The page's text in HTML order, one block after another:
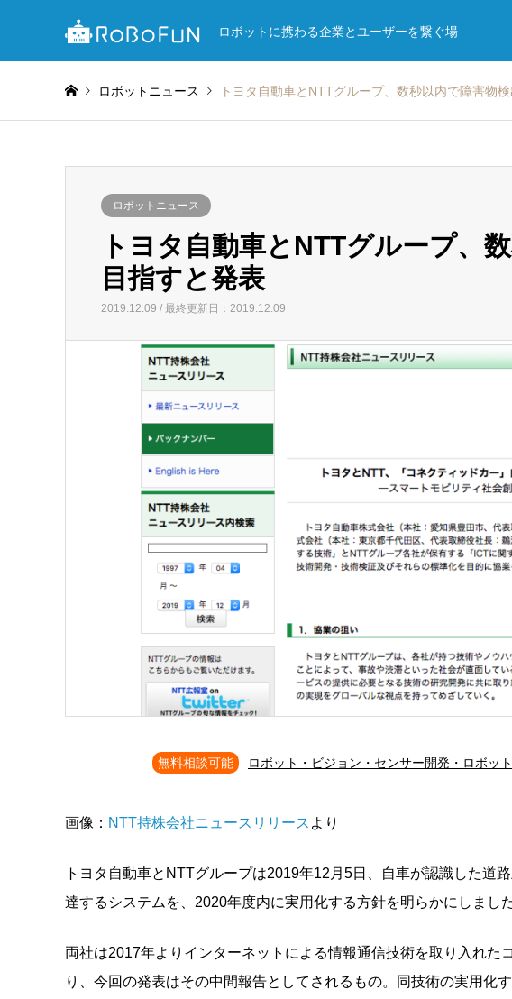
ロボットに携わる企業とユーザーを繋ぐ場
ロボットニュース トヨタ自動車とNTTグループ、数秒以内で障害物
ロボットニュース
トヨタ自動車とNTTグループ、
目指すと発表
2019.12.09 / 最終更新日：2019.12.09
無料相談可能 ロボット・ビジョン・センサー開発・ロボッ
画像： NTT持株会社ニュースリリース より
トヨタ自動車とNTTグループは2019年12月5日、自車が認識した道
達するシステムを、2020年度内に実用化する方針を明らかにしました
両社は2017年よりインターネットによる情報通信技術を取り入れた
り、今回の発表はその中間報告としてされるもの。同技術の実用化